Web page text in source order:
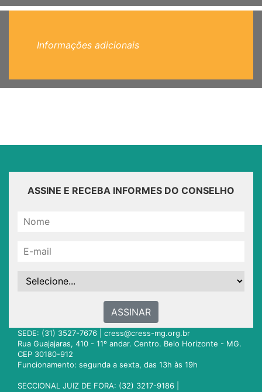
Informações adicionais
ASSINE E RECEBA INFORMES DO CONSELHO
ASSINAR
SEDE: (31) 3527-7676 | cress@cress-mg.org.br
Rua Guajajaras, 410 - 11º andar. Centro. Belo Horizonte - MG.
CEP 30180-912
Funcionamento: segunda a sexta, das 13h às 19h
SECCIONAL JUIZ DE FORA: (32) 3217-9186 |